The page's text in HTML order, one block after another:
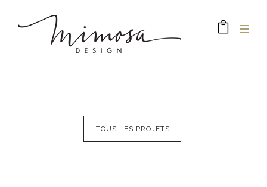
TOUS LES PROJETS